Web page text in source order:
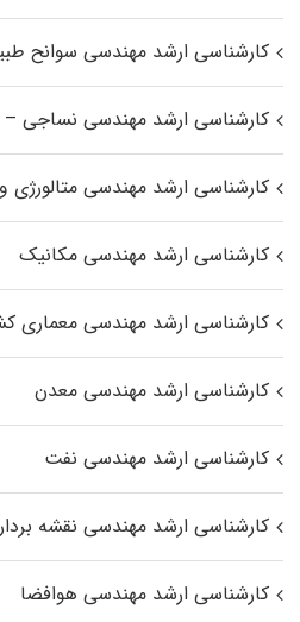
کارشناسی ارشد مهندسی سوانح
کارشناسی ارشد مهندسی نساجی
کارشناسی ارشد مهندسی متالورژی
کارشناسی ارشد مهندسی مکانیک
کارشناسی ارشد مهندسی معماری
کارشناسی ارشد مهندسی معدن
کارشناسی ارشد مهندسی نفت
کارشناسی ارشد مهندسی نقشه
کارشناسی ارشد مهندسی هوافضا